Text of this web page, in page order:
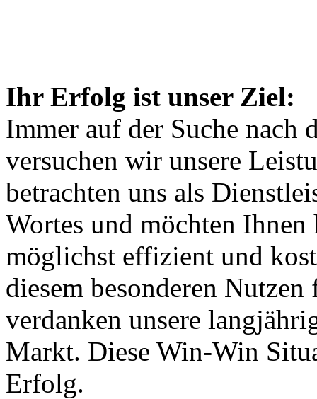
Ihr Erfolg ist unser Ziel:
Immer auf der Suche nach
versuchen wir unsere
betrachten uns als
Wortes und möchten
möglichst effizient und
diesem besonderen
verdanken unsere
Markt. Diese Win-Win
Erfolg.